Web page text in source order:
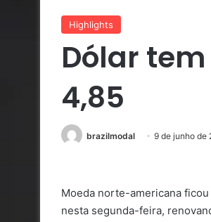
Highlights
Dólar
4,85
brazilmodal 9 de junho de
Moeda norte-americana
nesta segunda-feira,